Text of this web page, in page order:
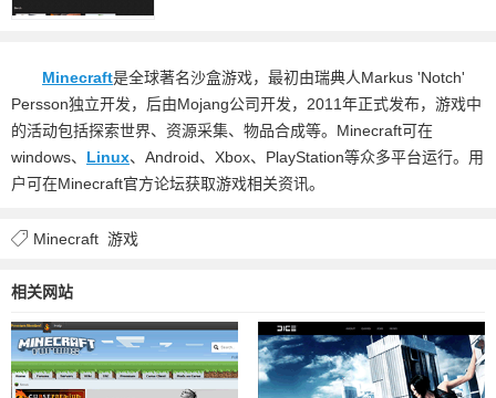
Minecraft是全球著名沙盒游戏，最初由瑞典人Markus 'Notch'
Persson独立开发，后由Mojang公司开发，2011年正式发布，游戏中
的活动包括探索世界、资源采集、物品合成等。Minecraft可在
windows、 Linux、Android、Xbox、PlayStation等众多平台运行。用
户可在Minecraft官方论坛获取游戏相关资讯。
Minecraft 游戏
相关网站